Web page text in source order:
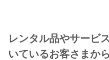
レンタル品やサービ
いているお客さまか